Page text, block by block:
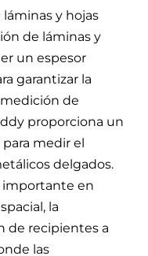
y hojas
de láminas y
un espesor
garantizar la
de
proporciona un
medir el
delgados.
importante en
la
de recipientes a
las